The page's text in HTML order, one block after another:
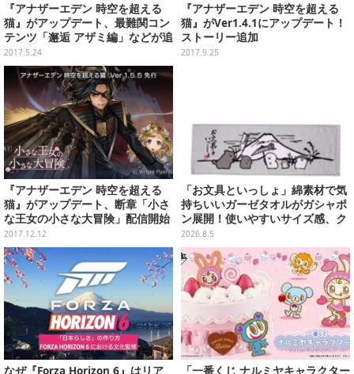
『アナザーエデン 時空を超える
猫』がアップデート、最難関コン
テンツ「邂逅 アザミ編」などが追
加
2017.5.24
『アナザーエデン 時空を超える
猫』がVer1.4.1にアップデート！
ストーリー追加
2017.9.25
『アナザーエデン 時空を超える
猫』がアップデート、断章「小さ
な王女の小さな大冒険」配信開始
2017.12.12
「お文具といっしょ」綿素材で気
持ちいいガーゼタオルがガシャポ
ン展開！使いやすいサイズ感、ク
ールな和柄や可愛らしいお寿司な
ど全4種
2026.8.5
なぜ『Forza Horizon 6』はリア 「一番くじ ナルミヤキャラクター